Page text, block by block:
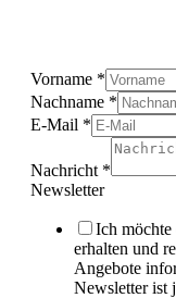
Vorname *
Nachname *
E-Mail *
Nachricht *
Newsletter
Ich
erhalten und
Angebote
Newsletter ist